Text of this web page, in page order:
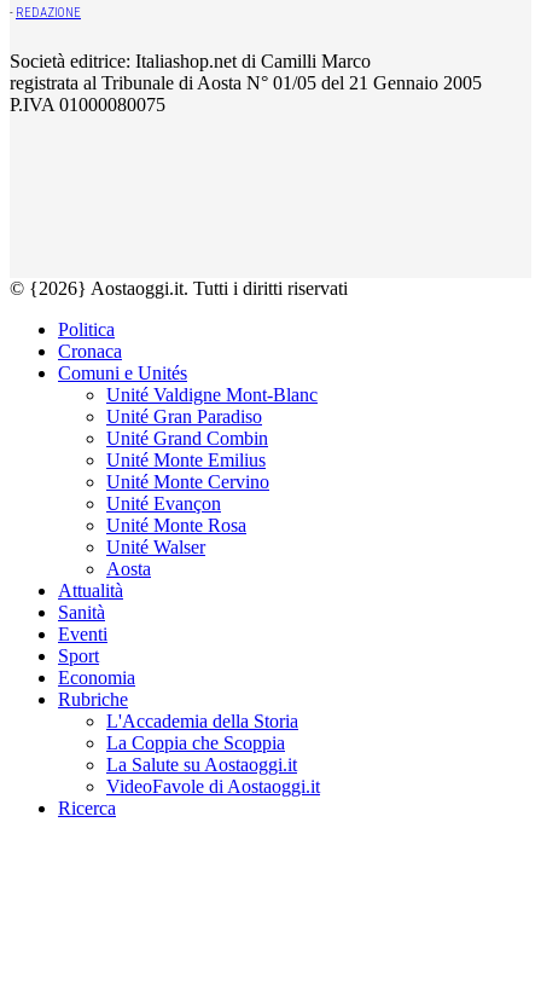
- REDAZIONE
Società editrice: Italiashop.net di Camilli Marco
registrata al Tribunale di Aosta N° 01/05 del 21 Gennaio 2005
P.IVA 01000080075
© {2026} Aostaoggi.it. Tutti i diritti riservati
Politica
Cronaca
Comuni e Unités
Unité Valdigne Mont-Blanc
Unité Gran Paradiso
Unité Grand Combin
Unité Monte Emilius
Unité Monte Cervino
Unité Evançon
Unité Monte Rosa
Unité Walser
Aosta
Attualità
Sanità
Eventi
Sport
Economia
Rubriche
L'Accademia della Storia
La Coppia che Scoppia
La Salute su Aostaoggi.it
VideoFavole di Aostaoggi.it
Ricerca